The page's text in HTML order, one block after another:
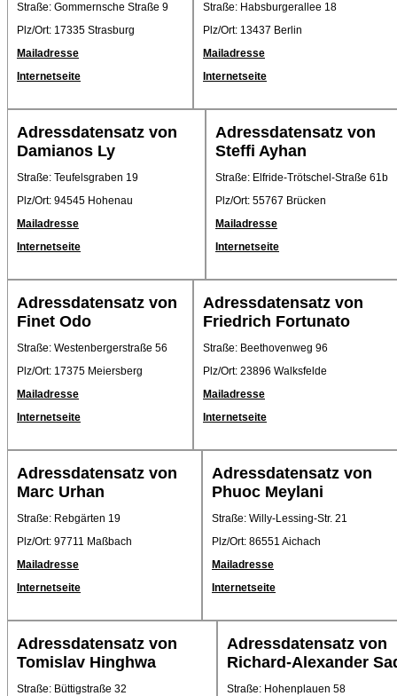
Straße: Gommernsche Straße 9
Plz/Ort: 17335 Strasburg
Mailadresse
Internetseite
Straße: Habsburgerallee 18
Plz/Ort: 13437 Berlin
Mailadresse
Internetseite
Adressdatensatz von
Damianos Ly
Straße: Teufelsgraben 19
Plz/Ort: 94545 Hohenau
Mailadresse
Internetseite
Adressdatensatz von
Steffi Ayhan
Straße: Elfride-Trötschel-Straße 61b
Plz/Ort: 55767 Brücken
Mailadresse
Internetseite
Adressdatensatz von
Finet Odo
Straße: Westenbergerstraße 56
Plz/Ort: 17375 Meiersberg
Mailadresse
Internetseite
Adressdatensatz von
Friedrich Fortunato
Straße: Beethovenweg 96
Plz/Ort: 23896 Walksfelde
Mailadresse
Internetseite
Adressdatensatz von
Marc Urhan
Straße: Rebgärten 19
Plz/Ort: 97711 Maßbach
Mailadresse
Internetseite
Adressdatensatz von
Phuoc Meylani
Straße: Willy-Lessing-Str. 21
Plz/Ort: 86551 Aichach
Mailadresse
Internetseite
Adressdatensatz von
Tomislav Hinghwa
Straße: Büttigstraße 32
Adressdatensatz von
Richard-Alexander
Straße: Hohenplauen 58